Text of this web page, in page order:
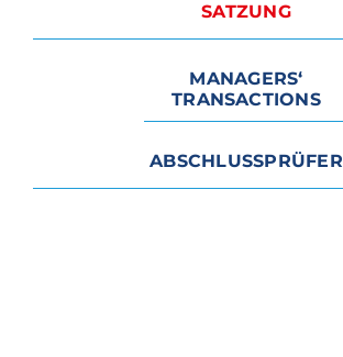
SATZUNG
MANAGERS‘
TRANSACTIONS
ABSCHLUSSPRÜFER